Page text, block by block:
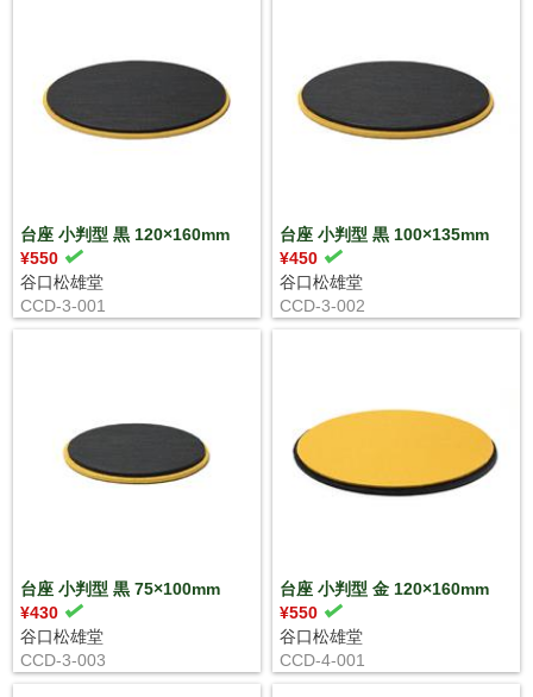
台座 小判型 黒 120×160mm
¥550
谷口松雄堂
CCD-3-001
台座 小判型 黒 100×135mm
¥450
谷口松雄堂
CCD-3-002
台座 小判型 黒 75×100mm
¥430
谷口松雄堂
CCD-3-003
台座 小判型 金 120×160mm
¥550
谷口松雄堂
CCD-4-001